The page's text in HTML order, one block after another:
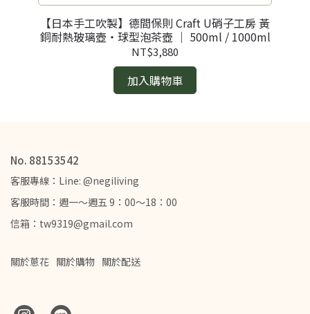
【日本手工吹製】德間保則 Craft U硝子工房 黃
銅耐熱玻璃壺・球型泡茶壺 ｜ 500ml / 1000ml
NT$3,880
加入購物車
No. 88153542
客服專線：Line: @negiliving
客服時間：週一～週五 9：00～18：00
信箱：tw9319@gmail.com
關於蔥花 關於購物 關於配送